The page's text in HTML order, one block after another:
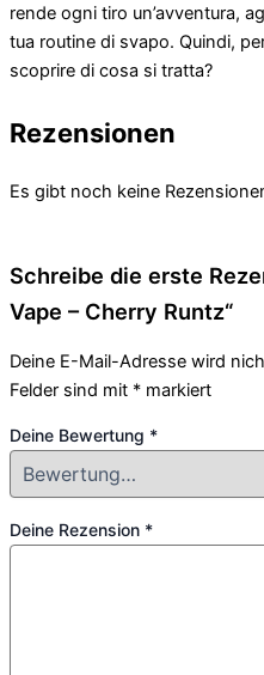
rende ogni tiro un’avventura,
tua routine di svapo. Quindi,
scoprire di cosa si tratta?
Rezensionen
Es gibt noch keine
Schreibe die erste
Vape – Cherry Runtz“
Deine E-Mail-Adresse wird
Felder sind mit * markiert
Deine Bewertung *
Deine Rezension *